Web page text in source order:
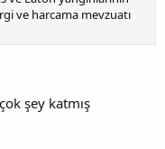
ve harcama mevzuatı
şey katmış